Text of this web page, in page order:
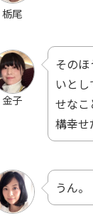
栃尾
金子
その
いと
せなこ
構幸せ
うん。